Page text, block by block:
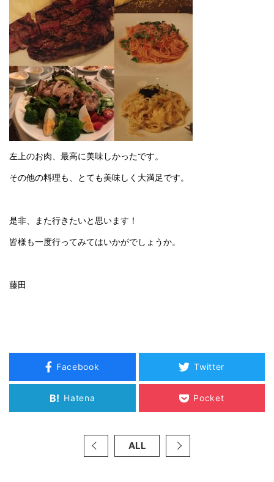
左上のお肉、最高に美味しかったです。
その他の料理も、とても美味しく大満足です。
是非、また行きたいと思います！
皆様も一度行ってみてはいかがでしょうか。
藤田
Facebook Twitter
B! Hatena Pocket
ALL